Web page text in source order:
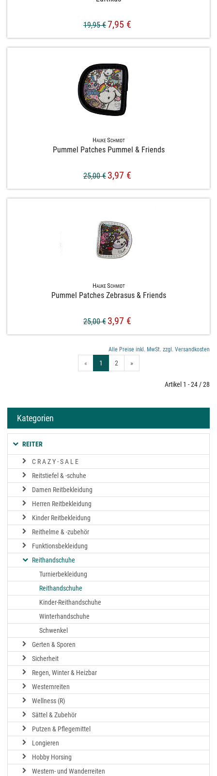
19,95 €7,95 €
Hauke Schmidt
Pummel Patches Pummel & Friends
25,00 € 3,97 €
Hauke Schmidt
Pummel Patches Zebrasus & Friends
25,00 € 3,97 €
Alle Preise inkl. MwSt. zzgl. Versandkosten
« 1 2 »
Artikel 1 - 24 / 28
Kategorien
REITER
C R A Z Y - S A L E
Reitstiefel & -schuhe
Damen Reitbekleidung
Herren Reitbekleidung
Kinder Reitbekleidung
Reithelme & -zubehör
Funktionsbekleidung
Reithandschuhe
Turnierbekleidung
Reithandschuhe
Kinder-Reithandschuhe
Winterhandschuhe
Schwenkel
Gerten & Sporen
Sicherheit
Regen, Winter & Heizbar
Westernreiten
Wellness (R)
Sättel & Zubehör
Putzen & Pflegemittel
Longieren
Hobby Horsing
Western- und Wanderreiten